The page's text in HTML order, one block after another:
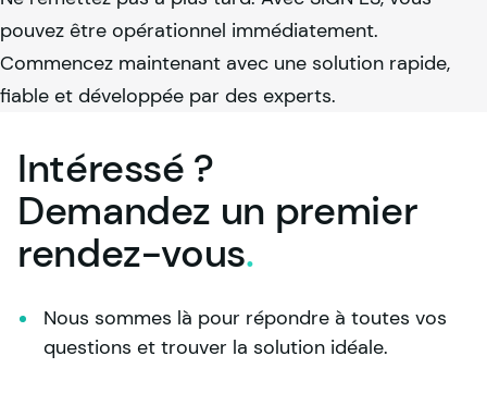
pouvez être opérationnel immédiatement.
Commencez maintenant avec une solution rapide,
fiable et développée par des experts.
Intéressé ?
Demandez un premier
rendez-vous.
Nous sommes là pour répondre à toutes vos
questions et trouver la solution idéale.